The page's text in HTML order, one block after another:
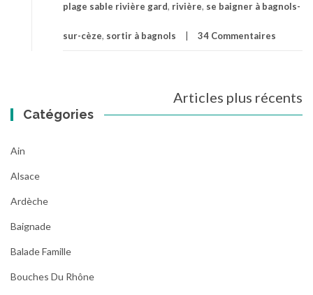
plage sable rivière gard, rivière, se baigner à bagnols-
sur-cèze, sortir à bagnols 34 Commentaires
des
articles
Articles plus récents
Catégories
Ain
Alsace
Ardèche
Baignade
Balade Famille
Bouches Du Rhône